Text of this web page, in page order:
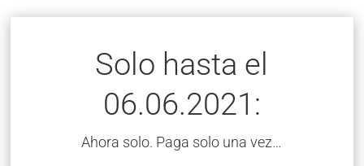
Solo hasta el
06.06.2021:
Ahora solo. Paga solo una vez…